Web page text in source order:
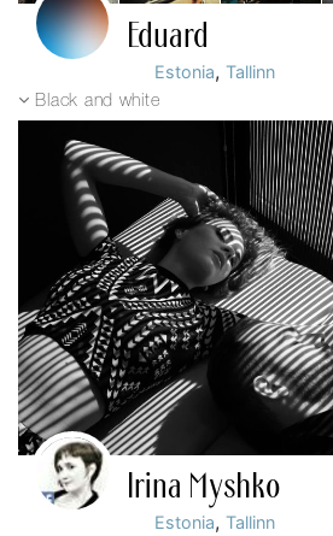
Eduard
Estonia,Tallinn
Black and white
Irina Myshko
Estonia,Tallinn